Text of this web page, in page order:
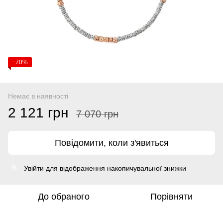
−70%
Немає в наявності
2 121 грн 7 070 грн
Повідомити, коли з'явиться
Увійти для відображення накопичувальної знижки
До обраного Порівняти